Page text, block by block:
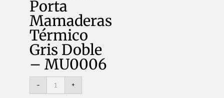
Porta
Mamaderas
Térmico
Gris Doble
– MU0006
-
MUNAMI
Porta
+